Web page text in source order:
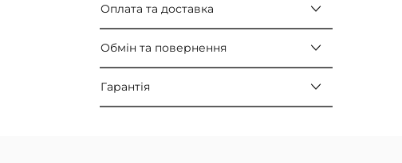
Оплата та доставка
Обмін та повернення
Гарантія